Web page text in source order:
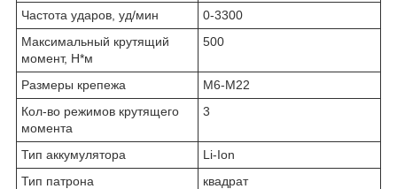
Частота ударов, уд/мин
0-3300
Максимальный крутящий
момент, Н*м
500
Размеры крепежа
М6-М22
Кол-во режимов крутящего
момента
3
Тип аккумулятора
Li-Ion
Тип патрона
квад­рат